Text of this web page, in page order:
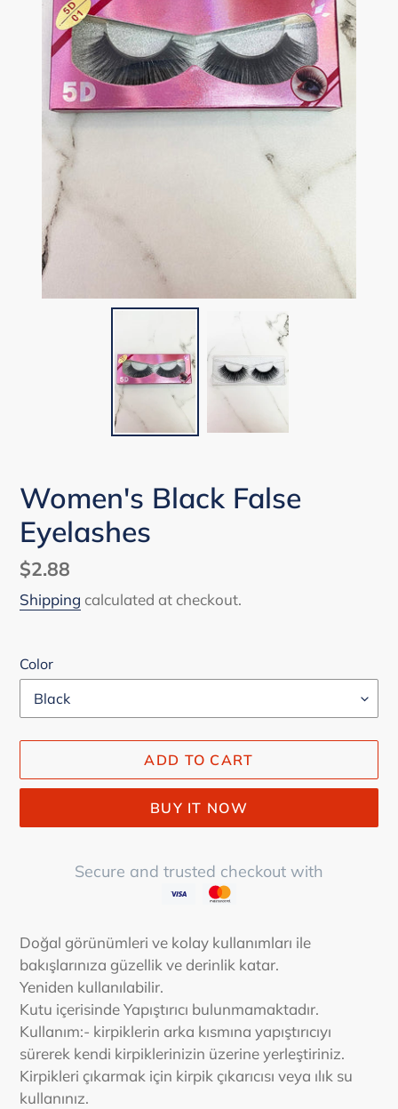
Women's Black False
Eyelashes
Regular
price
$2.88
Shipping calculated at checkout.
Color
ADD TO CART
BUY IT NOW
Secure and trusted checkout with
product
to
your
cart
Doğal görünümleri ve kolay kullanımları ile
bakışlarınıza güzellik ve derinlik katar.
Yeniden kullanılabilir.
Kutu içerisinde Yapıştırıcı bulunmamaktadır.
Kullanım:- kirpiklerin arka kısmına yapıştırıcıyı
sürerek kendi kirpiklerinizin üzerine yerleştiriniz.
Kirpikleri çıkarmak için kirpik çıkarıcısı veya ılık su
kullanınız.